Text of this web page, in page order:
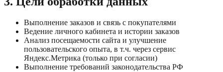
Выполнение заказов и связь с покупателями
Ведение личного кабинета и истории заказов
Анализ посещаемости сайта и улучшение
пользовательского опыта, в т.ч. через сервис
Яндекс.Метрика (только при согласии)
Выполнение требований законодательства РФ